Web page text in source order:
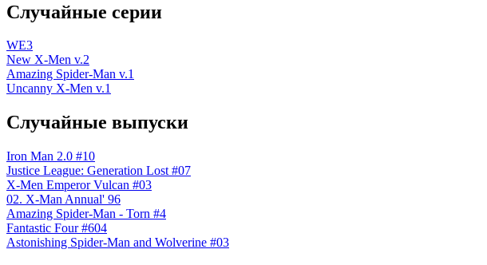
Случайные серии
WE3
New X-Men v.2
Amazing Spider-Man v.1
Uncanny X-Men v.1
Случайные выпуски
Iron Man 2.0 #10
Justice League: Generation Lost #07
X-Men Emperor Vulcan #03
02. X-Man Annual' 96
Amazing Spider-Man - Torn #4
Fantastic Four #604
Astonishing Spider-Man and Wolverine #03